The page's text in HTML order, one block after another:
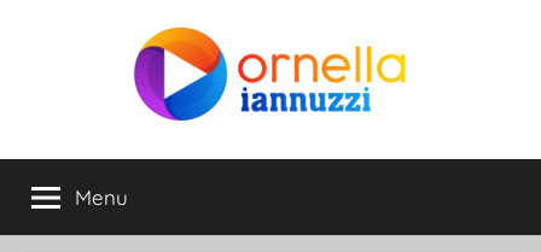
ornella-
iannuzzi.com
Menu